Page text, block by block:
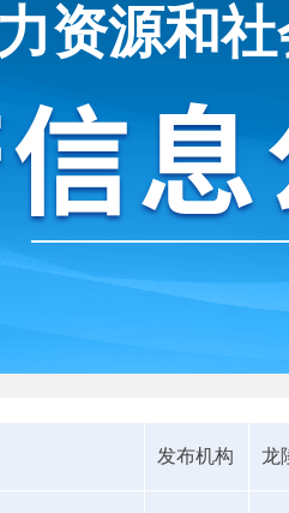
资源和
发布机构 龙